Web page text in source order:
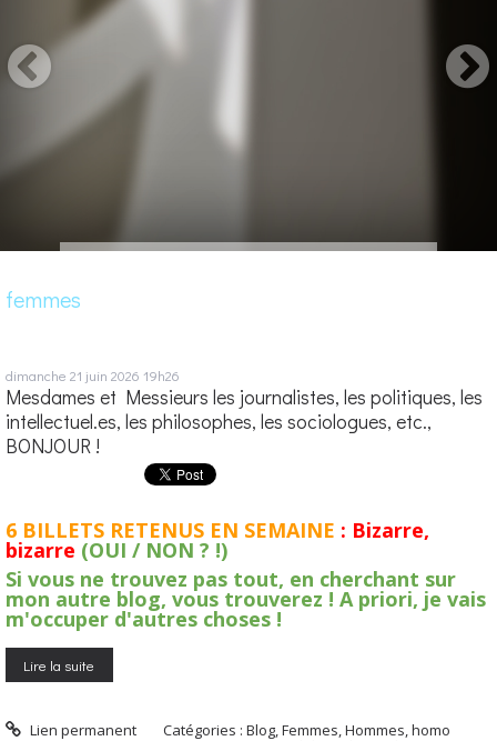
femmes
dimanche 21 juin 2026 19h26
Mesdames et Messieurs les journalistes, les politiques, les
intellectuel.es, les philosophes, les sociologues, etc.,
BONJOUR !
6 BILLETS RETENUS EN SEMAINE : Bizarre,
bizarre (OUI / NON ? !)
Si vous ne trouvez pas tout, en cherchant sur
mon autre blog, vous trouverez ! A priori, je vais
m'occuper d'autres choses !
Lire la suite
Lien permanent Catégories :Blog,Femmes,Hommes, homo